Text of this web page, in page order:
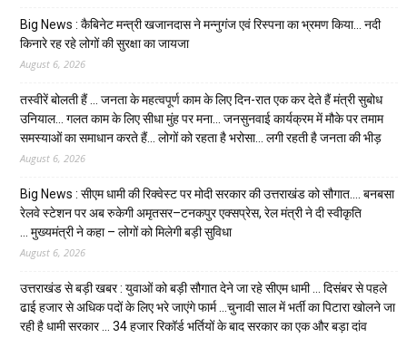
Big News : कैबिनेट मन्त्री खजानदास ने मन्नुगंज एवं रिस्पना का भ्रमण किया… नदी
किनारे रह रहे लोगों की सुरक्षा का जायजा
August 6, 2026
तस्वीरें बोलती हैं … जनता के महत्वपूर्ण काम के लिए दिन-रात एक कर देते हैं मंत्री सुबोध
उनियाल… गलत काम के लिए सीधा मुंह पर मना… जनसुनवाई कार्यक्रम में मौके पर तमाम
समस्याओं का समाधान करते हैं… लोगों को रहता है भरोसा… लगी रहती है जनता की भीड़
August 6, 2026
Big News : सीएम धामी की रिक्वेस्ट पर मोदी सरकार की उत्तराखंड को सौगात…. बनबसा
रेलवे स्टेशन पर अब रुकेगी अमृतसर–टनकपुर एक्सप्रेस, रेल मंत्री ने दी स्वीकृति
… मुख्यमंत्री ने कहा – लोगों को मिलेगी बड़ी सुविधा
August 6, 2026
उत्तराखंड से बड़ी खबर : युवाओं को बड़ी सौगात देने जा रहे सीएम धामी … दिसंबर से पहले
ढाई हजार से अधिक पदों के लिए भरे जाएंगे फार्म …चुनावी साल में भर्ती का पिटारा खोलने जा
रही है धामी सरकार … 34 हजार रिकॉर्ड भर्तियों के बाद सरकार का एक और बड़ा दांव